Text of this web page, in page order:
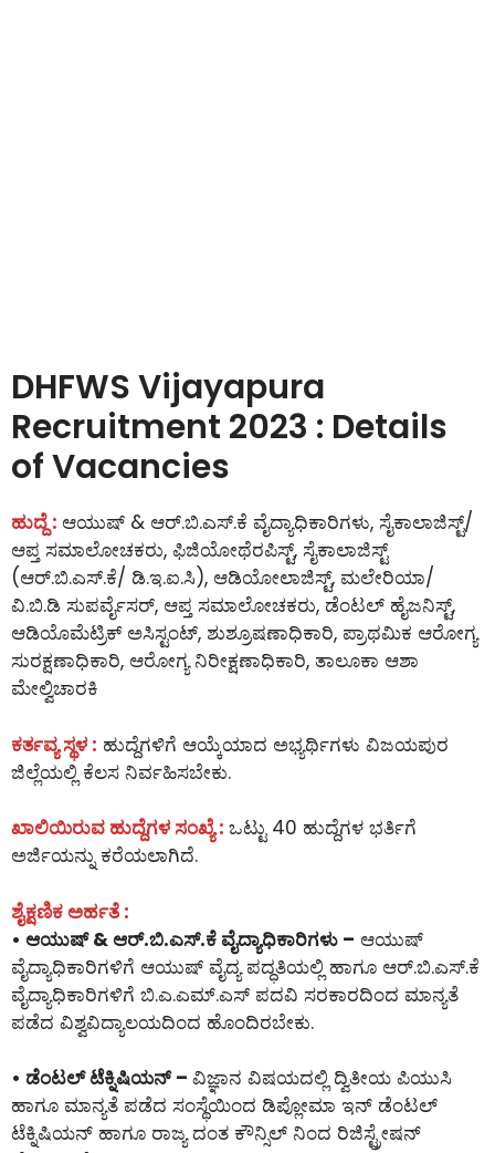
DHFWS Vijayapura
Recruitment 2023 : Details
of Vacancies
ಹುದ್ದೆ : ಆಯುಷ್ & ಆರ್.ಬಿ.ಎಸ್.ಕೆ ವೈದ್ಯಾಧಿಕಾರಿಗಳು, ಸೈಕಾಲಾಜಿಸ್ಟ್/
ಆಪ್ತ ಸಮಾಲೋಚಕರು, ಫಿಜಿಯೋಥೆರಪಿಸ್ಟ್, ಸೈಕಾಲಾಜಿಸ್ಟ್
(ಆರ್.ಬಿ.ಎಸ್.ಕೆ/ ಡಿ.ಇ.ಐ.ಸಿ), ಆಡಿಯೋಲಾಜಿಸ್ಟ್, ಮಲೇರಿಯಾ/
ವಿ.ಬಿ.ಡಿ ಸುಪರ್ವೈಸರ್, ಆಪ್ತ ಸಮಾಲೋಚಕರು, ಡೆಂಟಲ್ ಹೈಜನಿಸ್ಟ್,
ಆಡಿಯೊಮೆಟ್ರಿಕ್ ಅಸಿಸ್ಟಂಟ್, ಶುಶ್ರೂಷಣಾಧಿಕಾರಿ, ಪ್ರಾಥಮಿಕ ಆರೋಗ್ಯ
ಸುರಕ್ಷಣಾಧಿಕಾರಿ, ಆರೋಗ್ಯ ನಿರೀಕ್ಷಣಾಧಿಕಾರಿ, ತಾಲೂಕಾ ಆಶಾ
ಮೇಲ್ವಿಚಾರಕಿ
ಕರ್ತವ್ಯ ಸ್ಥಳ : ಹುದ್ದೆಗಳಿಗೆ ಆಯ್ಕೆಯಾದ ಅಭ್ಯರ್ಥಿಗಳು ವಿಜಯಪುರ
ಜಿಲ್ಲೆಯಲ್ಲಿ ಕೆಲಸ ನಿರ್ವಹಿಸಬೇಕು.
ಖಾಲಿಯಿರುವ ಹುದ್ದೆಗಳ ಸಂಖ್ಯೆ : ಒಟ್ಟು 40 ಹುದ್ದೆಗಳ ಭರ್ತಿಗೆ
ಅರ್ಜಿಯನ್ನು ಕರೆಯಲಾಗಿದೆ.
ಶೈಕ್ಷಣಿಕ ಅರ್ಹತೆ :
• ಆಯುಷ್ & ಆರ್.ಬಿ.ಎಸ್.ಕೆ ವೈದ್ಯಾಧಿಕಾರಿಗಳು – ಆಯುಷ್
ವೈದ್ಯಾಧಿಕಾರಿಗಳಿಗೆ ಆಯುಷ್ ವೈದ್ಯ ಪದ್ಧತಿಯಲ್ಲಿ ಹಾಗೂ ಆರ್.ಬಿ.ಎಸ್.ಕೆ
ವೈದ್ಯಾಧಿಕಾರಿಗಳಿಗೆ ಬಿ.ಎ.ಎಮ್.ಎಸ್ ಪದವಿ ಸರಕಾರದಿಂದ ಮಾನ್ಯತೆ
ಪಡೆದ ವಿಶ್ವವಿದ್ಯಾಲಯದಿಂದ ಹೊಂದಿರಬೇಕು.
• ಡೆಂಟಲ್ ಟೆಕ್ನಿಷಿಯನ್ – ವಿಜ್ಞಾನ ವಿಷಯದಲ್ಲಿ ದ್ವಿತೀಯ ಪಿಯುಸಿ
ಹಾಗೂ ಮಾನ್ಯತೆ ಪಡೆದ ಸಂಸ್ಥೆಯಿಂದ ಡಿಪ್ಲೋಮಾ ಇನ್ ಡೆಂಟಲ್
ಟೆಕ್ನಿಷಿಯನ್ ಹಾಗೂ ರಾಜ್ಯ ದಂತ ಕೌನ್ಸಿಲ್ ನಿಂದ ರಿಜಿಸ್ಟ್ರೇಷನ್